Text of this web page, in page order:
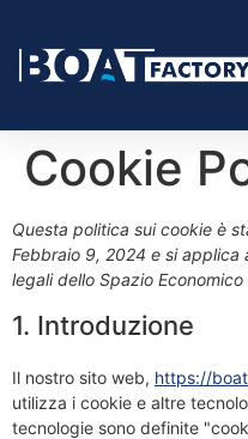
Cookie
Questa politica sui cookie è
Febbraio 9, 2024 e si
legali dello Spazio
1. Introduzione
Il nostro sito web, https://
utilizza i cookie e altre
tecnologie sono definite